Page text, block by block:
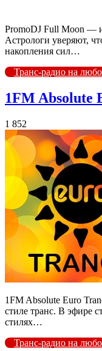
PromoDJ Full Moon —
Астрологи уверяют,
накопления сил…
Транс-радио на
1FM Absolute
1 852
1FM Absolute Euro
стиле транс. В эфире
стилях…
Транс-радио на